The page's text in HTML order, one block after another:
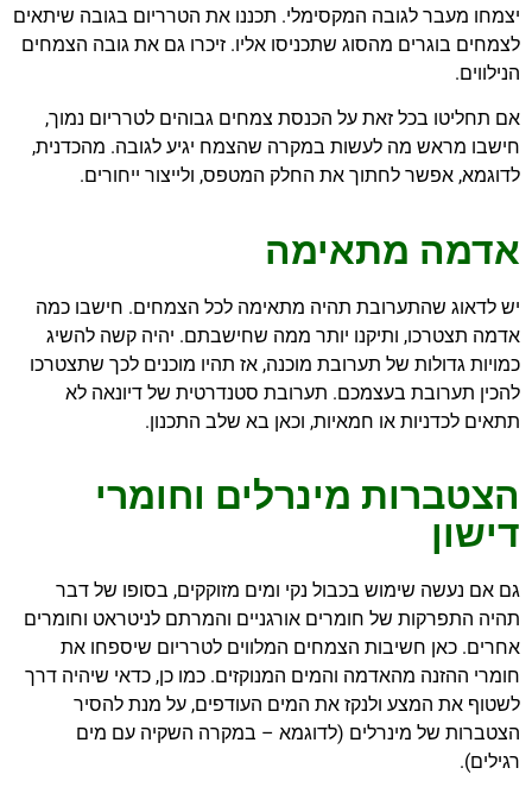
יצמחו מעבר לגובה המקסימלי. תכננו את הטרריום בגובה שיתאים
לצמחים בוגרים מהסוג שתכניסו אליו. זיכרו גם את גובה הצמחים
הנילווים.
אם תחליטו בכל זאת על הכנסת צמחים גבוהים לטרריום נמוך,
חישבו מראש מה לעשות במקרה שהצמח יגיע לגובה. מהכדנית,
לדוגמא, אפשר לחתוך את החלק המטפס, ולייצור ייחורים.
אדמה מתאימה
יש לדאוג שהתערובת תהיה מתאימה לכל הצמחים. חישבו כמה
אדמה תצטרכו, ותיקנו יותר ממה שחישבתם. יהיה קשה להשיג
כמויות גדולות של תערובת מוכנה, אז תהיו מוכנים לכך שתצטרכו
להכין תערובת בעצמכם. תערובת סטנדרטית של דיונאה לא
תתאים לכדניות או חמאיות, וכאן בא שלב התכנון.
הצטברות מינרלים וחומרי
דישון
גם אם נעשה שימוש בכבול נקי ומים מזוקקים, בסופו של דבר
תהיה התפרקות של חומרים אורגניים והמרתם לניטראט וחומרים
אחרים. כאן חשיבות הצמחים המלווים לטרריום שיספחו את
חומרי ההזנה מהאדמה והמים המנוקזים. כמו כן, כדאי שיהיה דרך
לשטוף את המצע ולנקז את המים העודפים, על מנת להסיר
הצטברות של מינרלים (לדוגמא – במקרה השקיה עם מים
רגילים).